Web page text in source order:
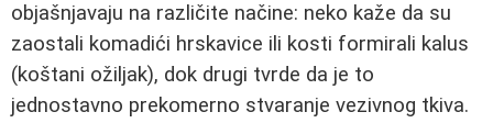
objašnjavaju na različite načine: neko kaže da su
zaostali komadići hrskavice ili kosti formirali kalus
(koštani ožiljak), dok drugi tvrde da je to
jednostavno prekomerno stvaranje vezivnog tkiva.